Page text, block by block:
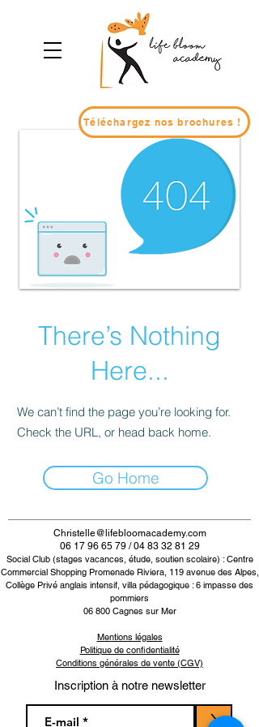
Téléchargez nos brochures !
There’s Nothing
Here...
We can’t find the page you’re looking for.
Check the URL, or head back home.
Go Home
Christelle@lifebloomacademy.com
06 17 96 65 79 / 04 83 32 81 29
Social Club (stages vacances, étude, soutien scolaire) : Centre
Commercial Shopping Promenade Riviera, 119 avenue des Alpes,
Collège Privé anglais intensif, villa pédagogique : 6 impasse des
pommiers
06 800 Cagnes sur Mer
Mentions légales
Politique de confidentialité
Conditions générales de vente (CGV)
Inscription à notre newsletter
>